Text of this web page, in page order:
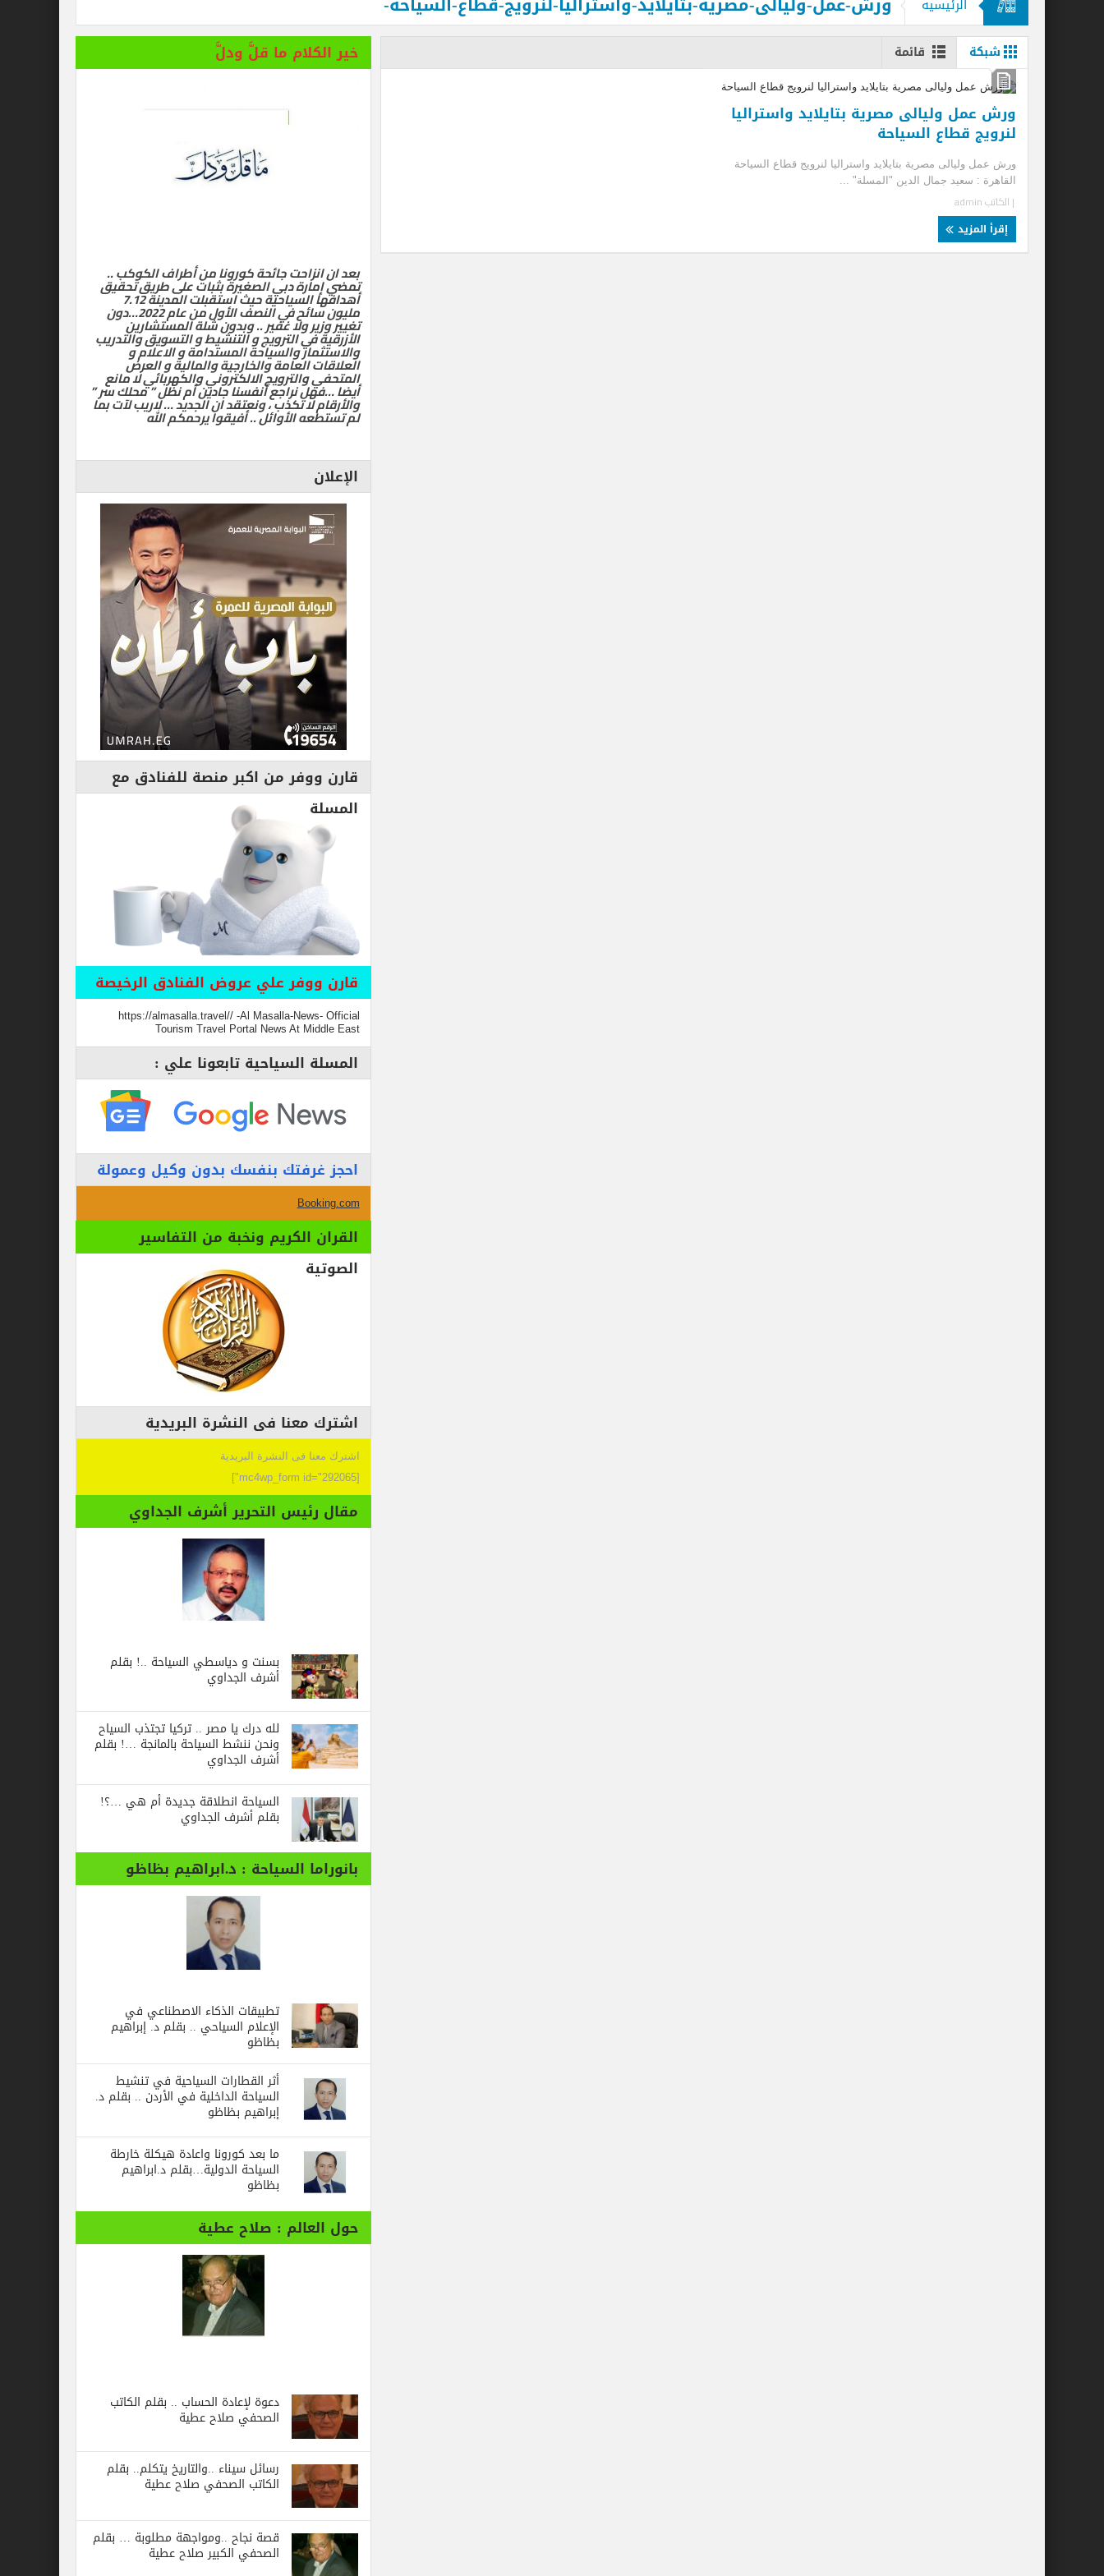
قحت (حمالة الحطب).. العمالة وديمقراطية الدم في السودان .. بقلم الصحفي الكبير محمد عبد القادر
الدفاع عن الحضارة ترفض الرد المستفز لبطلة كليوباترا وتصدر بيانها الثاني
الرئيسيه
شبكة قائمة
ورش عمل وليالى مصرية بتايلايد واستراليا
لنرويج قطاع السياحة
ورش عمل وليالى مصرية بتايلايد واستراليا لنرويج قطاع السياحة
القاهرة : سعيد جمال الدين "المسلة" ...
| الكاتبadmin
إقرأ المزيد
خير الكلام ما قلَّ ودلَّ
بعد ان انزاحت جائحة كورونا من أطراف الكوكب ..
تمضي إمارة دبي الصغيرة بثبات على طريق تحقيق
أهدافها السياحية حيث استقبلت المدينة 7.12
مليون سائح في النصف الأول من عام 2022…دون
تغيير وزير ولا غفير .. وبدون شلة المستشارين
الأزرقية في الترويج و التنشيط و التسويق والتدريب
والاستثمار والسياحة المستدامة و الاعلام و
العلاقات العامة والخارجية والمالية و العرض
المتحفي والترويج الالكتروني والكهربائي لا مانع
أيضا …فهل نراجع أنفسنا جادين أم نظل ” محلك سر ”
والأرقام لا تكذب ، ونعتقد ان الجديد … لاريب لآت بما
لم تستطعه الأوائل .. أفيقوا يرحمكم الله
الإعلان
قارن ووفر من اكبر منصة للفنادق مع
المسلة
قارن ووفر علي عروض الفنادق الرخيصة
https://almasalla.travel// -Al Masalla-News- Official
Tourism Travel Portal News At Middle East
المسلة السياحية تابعونا علي :
احجز غرفتك بنفسك بدون وكيل وعمولة
Booking.com
القران الكريم ونخبة من التفاسير
الصوتية
اشترك معنا فى النشرة البريدية
اشترك معنا فى النشرة البريدية
[mc4wp_form id="292065"]
مقال رئيس التحرير أشرف الجداوي
بسنت و دياسطي السياحة ..! بقلم
أشرف الجداوي
لله درك يا مصر .. تركيا تجتذب السياح
ونحن ننشط السياحة بالمانجة …! بقلم
أشرف الجداوي
السياحة انطلاقة جديدة أم هي …؟!
بقلم أشرف الجداوي
بانوراما السياحة : د.ابراهيم بظاظو
تطبيقات الذكاء الاصطناعي في
الإعلام السياحي .. بقلم د. إبراهيم
بظاظو
أثر القطارات السياحية في تنشيط
السياحة الداخلية في الأردن .. بقلم د.
إبراهيم بظاظو
ما بعد كورونا واعادة هيكلة خارطة
السياحة الدولية…بقلم د.ابراهيم
بظاظو
حول العالم : صلاح عطية
دعوة لإعادة الحساب .. بقلم الكاتب
الصحفي صلاح عطية
رسائل‭ ‬سيناء‭.. ‬والتاريخ‭ ‬يتكلم.. بقلم
الكاتب الصحفي صلاح عطية
قصة نجاح ..ومواجهة مطلوبة … بقلم
الصحفي الكبير صلاح عطية